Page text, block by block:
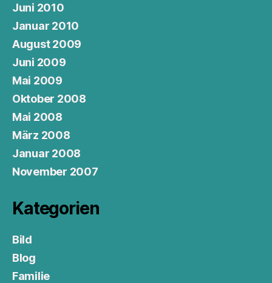
Juni 2010
Januar 2010
August 2009
Juni 2009
Mai 2009
Oktober 2008
Mai 2008
März 2008
Januar 2008
November 2007
Kategorien
Bild
Blog
Familie